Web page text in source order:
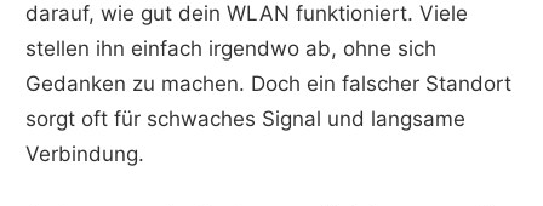
darauf, wie gut dein WLAN funktioniert. Viele
stellen ihn einfach irgendwo ab, ohne sich
Gedanken zu machen. Doch ein falscher Standort
sorgt oft für schwaches Signal und langsame
Verbindung.